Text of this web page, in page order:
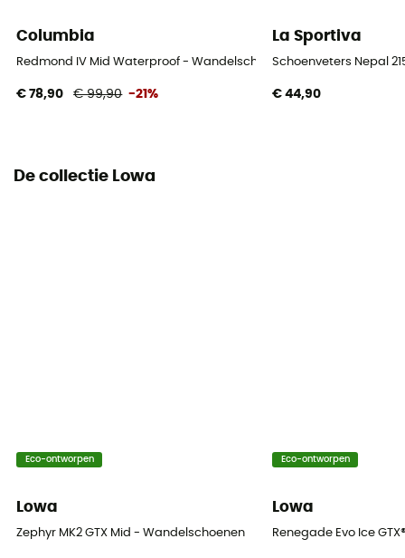
Bovenmateriaal schoen
Mesh
Columbia
Redmond IV Mid Waterproof - Wandelschoenen - Heren
€ 78,90 € 99,90 -21%
La Sportiva
Schoenveters Nepal
€ 44,90
De collectie Lowa
Eco-ontworpen
Lowa
Zephyr MK2 GTX Mid - Wandelschoenen
Eco-ontworpen
Lowa
Renegade Evo Ice